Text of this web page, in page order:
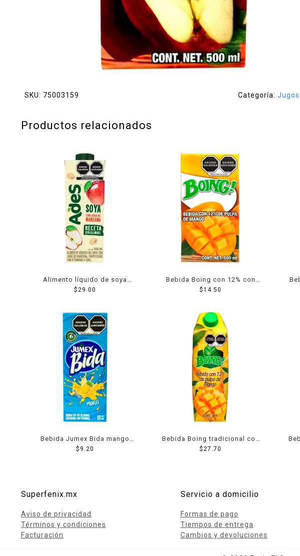
SKU: 75003159 Categoría:
Productos relacionados
Alimento líquido de soya
Ades sabor manzana 946 ml
$29.00
Bebida Boing con 12% con
pulpa de mango 500 ml
$14.50
Bebida Jumex Bida mango
237 ml
$ 9.20
Bebida Boing tradicional con
13% pulpa de mango 1 l
$ 27.70
Superfenix.mx
Aviso de privacidad
Términos y condiciones
Facturación
Servicio a domicilio
Formas de pago
Tiempos de entrega
Cambios y devoluciones